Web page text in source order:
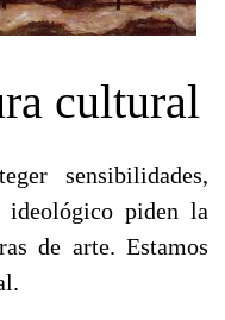
cultural
sensibilidades,
ideológico piden la
de arte. Estamos